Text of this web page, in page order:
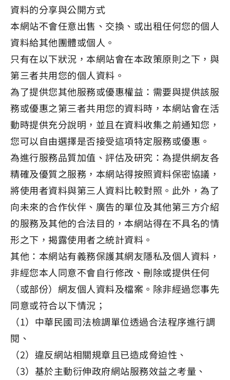
資料的分享與公開方式
本網站不會任意出售、交換、或出租任何您的個人
資料給其他團體或個人。
只有在以下狀況，本網站會在本政策原則之下，與
第三者共用您的個人資料。
為了提供您其他服務或優惠權益：需要與提供該服
務或優惠之第三者共用您的資料時，本網站會在活
動時提供充分說明，並且在資料收集之前通知您，
您可以自由選擇是否接受這項特定服務或優惠。
為進行服務品質加值、評估及研究：為提供網友各
精確及優質之服務，本網站得按照資料保密協議，
將使用者資料與第三人資料比較對照。此外，為了
向未來的合作伙伴、廣告的單位及其他第三方介紹
的服務及其他的合法目的，本網站得在不具名的情
形之下，揭露使用者之統計資料。
其他：本網站有義務保護其網友隱私及個人資料，
非經您本人同意不會自行修改、刪除或提供任何
（或部份）網友個人資料及檔案。除非經過您事先
同意或符合以下情況；
（1）中華民國司法檢調單位透過合法程序進行調
閱、
（2）違反網站相關規章且已造成脅迫性、
（3）基於主動衍伸政府網站服務效益之考量、